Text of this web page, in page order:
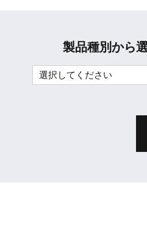
製品種別から